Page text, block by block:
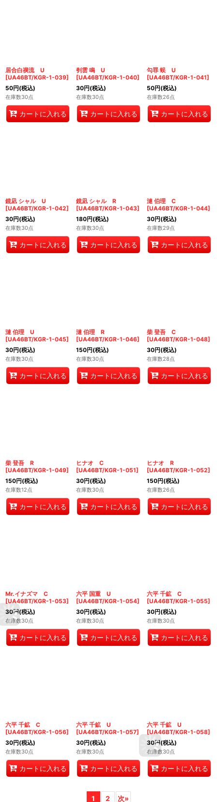
居合白禊流 U
[UA46BT/KGR-1-039]
50円(税込)
在庫数30点
カートに入れる
刳雲 鳴 U
[UA46BT/KGR-1-040]
30円(税込)
在庫数30点
カートに入れる
勾罪 蜈 U
[UA46BT/KGR-1-041]
50円(税込)
在庫数26点
カートに入れる
鏡凪 シャル U
[UA46BT/KGR-1-042]
30円(税込)
在庫数30点
カートに入れる
鏡凪 シャル R
[UA46BT/KGR-1-043]
180円(税込)
在庫数30点
カートに入れる
漣 伯理 C
[UA46BT/KGR-1-044]
30円(税込)
在庫数29点
カートに入れる
漣 伯理 U
[UA46BT/KGR-1-045]
30円(税込)
在庫数30点
カートに入れる
漣 伯理 R
[UA46BT/KGR-1-046]
150円(税込)
在庫数30点
カートに入れる
柴 登吾 C
[UA46BT/KGR-1-048]
30円(税込)
在庫数28点
カートに入れる
柴 登吾 R
[UA46BT/KGR-1-049]
150円(税込)
在庫数12点
カートに入れる
ヒナオ C
[UA46BT/KGR-1-051]
30円(税込)
在庫数30点
カートに入れる
ヒナオ R
[UA46BT/KGR-1-052]
150円(税込)
在庫数26点
カートに入れる
Mr.イナズマ C
[UA46BT/KGR-1-053]
30円(税込)
在庫数30点
カートに入れる
六平 国重 U
[UA46BT/KGR-1-054]
30円(税込)
在庫数30点
カートに入れる
六平 千鉱 C
[UA46BT/KGR-1-055]
30円(税込)
在庫数30点
カートに入れる
六平 千鉱 C
[UA46BT/KGR-1-056]
30円(税込)
在庫数30点
カートに入れる
六平 千鉱 U
[UA46BT/KGR-1-057]
30円(税込)
在庫数30点
カートに入れる
六平 千鉱 U
[UA46BT/KGR-1-058]
30円(税込)
在庫数30点
カートに入れる
1 2 次»